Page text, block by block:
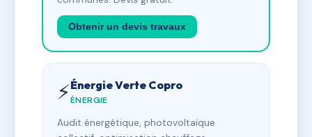
Obtenir un devis travaux
⚡Énergie Verte Copro
ÉNERGIE
Audit énergétique, photovoltaïque